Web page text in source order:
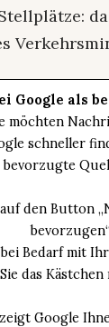
Google als
möchten
schneller
bevorzugte
den Button
Bedarf mit
das Kästchen
Google